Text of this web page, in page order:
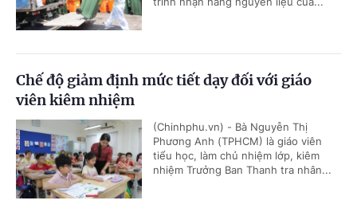
Chế độ giảm định mức tiết dạy đối với giáo
viên kiêm nhiệm
(Chinhphu.vn) - Bà Nguyễn Thị
Phương Anh (TPHCM) là giáo viên
tiểu học, làm chủ nhiệm lớp, kiêm
nhiệm Trưởng Ban Thanh tra nhân...